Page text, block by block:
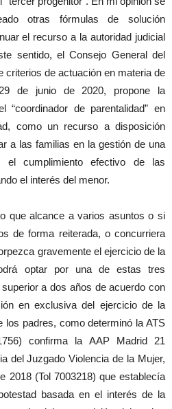
otras fórmulas de solución
el recurso a la autoridad judicial
sentido, el Consejo General del
criterios de actuación en materia de
de junio de 2020, propone la
“coordinador de parentalidad” en
como un recurso a disposición
a las familias en la gestión de una
el cumplimiento efectivo de las
el interés del menor.
que alcance a varios asuntos o si
de forma reiterada, o concurriera
gravemente el ejercicio de la
optar por una de estas tres
a dos años de acuerdo con
en exclusiva del ejercicio de la
los padres, como determinó la ATS
confirma la AAP Madrid 21
del Juzgado Violencia de la Mujer,
2018 (Tol 7003218) que establecía
basada en el interés de la